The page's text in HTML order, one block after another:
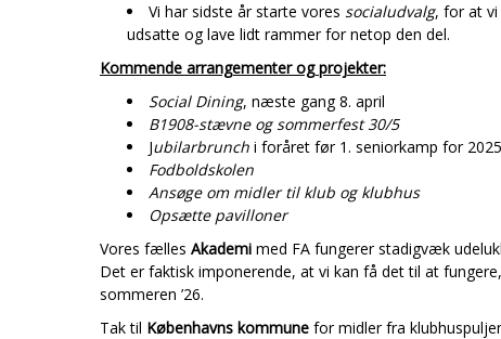
Vi har sidste år starte vores socialudvalg, for at vi
udsatte og lave lidt rammer for netop den del.
Kommende arrangementer og projekter:
Social Dining, næste gang 8. april
B1908-stævne og sommerfest 30/5
Jubilarbrunch i foråret før 1. seniorkamp for
Fodboldskolen
Ansøge om midler til klub og klubhus
Opsætte pavilloner
Vores fælles Akademi med FA fungerer stadigvæk
Det er faktisk imponerende, at vi kan få det til at
sommeren ’26.
Tak til Københavns kommune for midler fra